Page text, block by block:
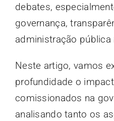
debates,
governança,
administração pública
Neste artigo, vamos
profundidade o
comissionados na
analisando tanto os